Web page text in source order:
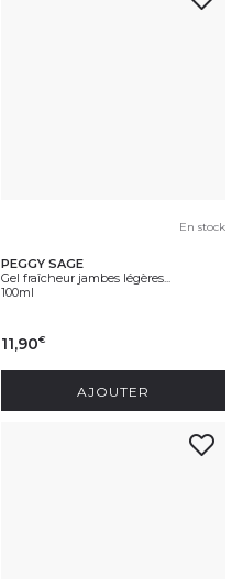
En stock
PEGGY SAGE
Gel fraîcheur jambes légères...
100ml
11,90€
AJOUTER